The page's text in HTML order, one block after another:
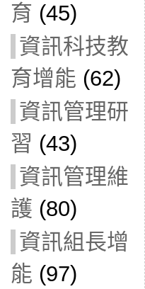
育 (45)
資訊科技教
育增能 (62)
資訊管理研
習 (43)
資訊管理維
護 (80)
資訊組長增
能 (97)